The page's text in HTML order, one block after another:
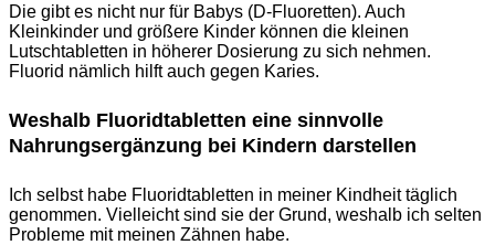
Die gibt es nicht nur für Babys (D-Fluoretten). Auch
Kleinkinder und größere Kinder können die kleinen
Lutschtabletten in höherer Dosierung zu sich nehmen.
Fluorid nämlich hilft auch gegen Karies.
Weshalb Fluoridtabletten eine sinnvolle
Nahrungsergänzung bei Kindern darstellen
Ich selbst habe Fluoridtabletten in meiner Kindheit täglich
genommen. Vielleicht sind sie der Grund, weshalb ich selten
Probleme mit meinen Zähnen habe.